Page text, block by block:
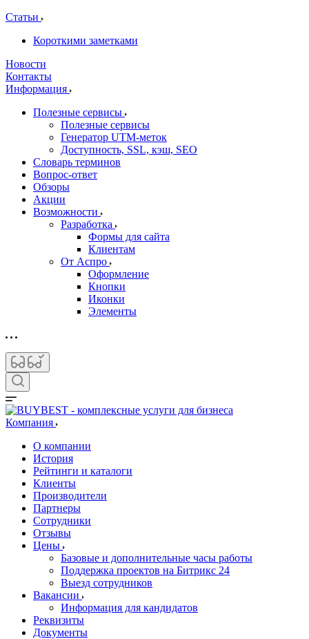
Статьи
Короткими заметками
Новости
Контакты
Информация
Полезные сервисы
Полезные сервисы
Генератор UTM‑меток
Доступность, SSL, кэш, SEO
Словарь терминов
Вопрос-ответ
Обзоры
Акции
Возможности
Разработка
Формы для сайта
Клиентам
От Аспро
Оформление
Кнопки
Иконки
Элементы
Компания
О компании
История
Рейтинги и каталоги
Клиенты
Производители
Партнеры
Сотрудники
Отзывы
Цены
Базовые и дополнительные часы работы
Поддержка проектов на Битрикс 24
Выезд сотрудников
Вакансии
Информация для кандидатов
Реквизиты
Документы